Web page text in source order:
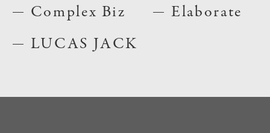
Complex Biz
LUCAS JACK
Elaborate